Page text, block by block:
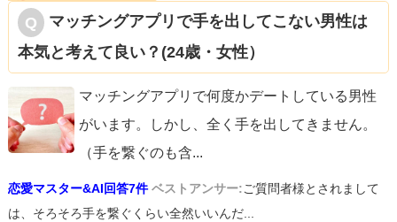
マッチングアプリで手を出してこない男性は
本気と考えて良い？(24歳・女性）
マッチングアプリで何度かデートしている男性
がいます。しかし、全く手を出してきません。
（手を繋ぐのも含...
恋愛マスター&AI回答7件 ベストアンサー:ご質問者様とされまして
は、そろそろ手を繋ぐくらい全然いいんだ...